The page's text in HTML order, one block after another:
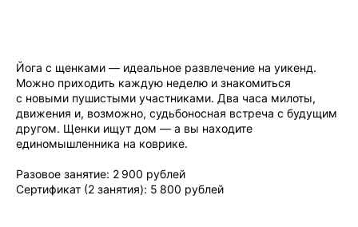
Йога с щенками — идеальное развлечение на уикенд.
Можно приходить каждую неделю и знакомиться
с новыми пушистыми участниками. Два часа милоты,
движения и, возможно, судьбоносная встреча с будущим
другом. Щенки ищут дом — а вы находите
единомышленника на коврике.
Разовое занятие: 2 900 рублей
Сертификат (2 занятия): 5 800 рублей